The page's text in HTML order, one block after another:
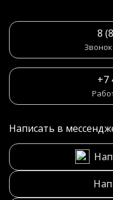
8
+7
Написать в